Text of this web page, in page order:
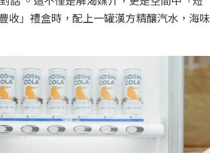
」禮盒時，配上一罐漢方精釀汽水，海味